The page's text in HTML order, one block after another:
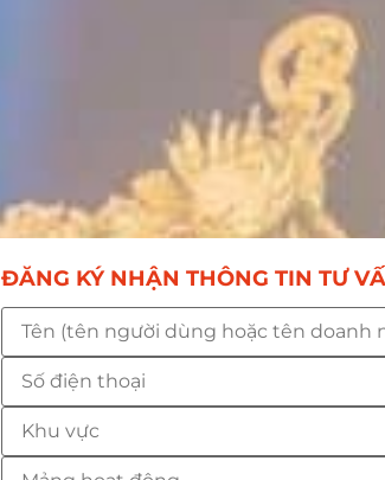
ĐĂNG KÝ NHẬN THÔNG TIN TƯ